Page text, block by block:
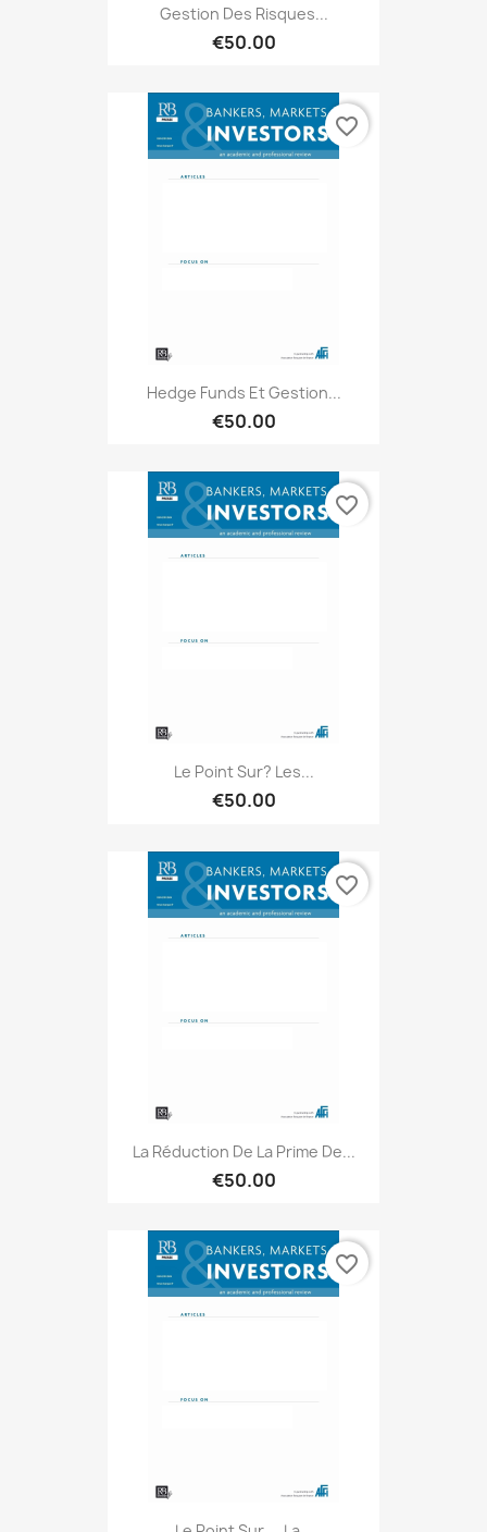
Gestion Des Risques...
€50.00
Hedge Funds Et Gestion...
€50.00
favorite_border
Le Point Sur? Les...
€50.00
favorite_border
La Réduction De La Prime De...
€50.00
favorite_border
favorite_border